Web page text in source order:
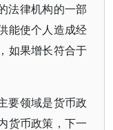
法律机构的一部
能使个人造成经
如果增长符合于
要领域是货币政
货币政策，下一